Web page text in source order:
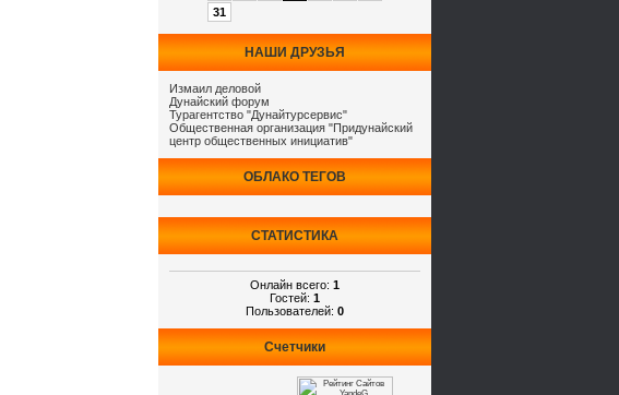
31
НАШИ ДРУЗЬЯ
Измаил деловой
Дунайский форум
Турагентство "Дунайтурсервис"
Общественная организация "Придунайский
центр общественных инициатив"
ОБЛАКО ТЕГОВ
СТАТИСТИКА
Онлайн всего: 1
Гостей: 1
Пользователей: 0
Счетчики